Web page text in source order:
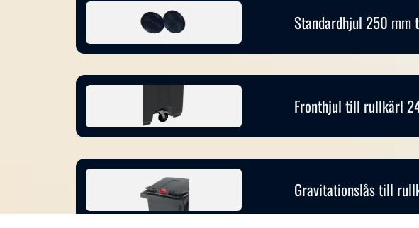
Standardhjul 250
Fronthjul till rullkärl
Gravitationslås till